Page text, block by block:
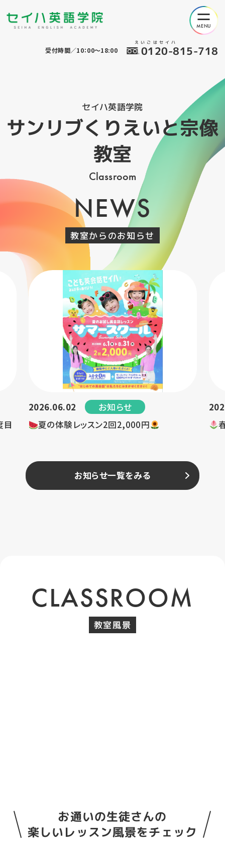
えいごはセイハ
0120-815-718
受付時間／10：00～18:00
セイハ英語学院
サンリブくりえいと宗像
教室
Classroom
NEWS
教室からのお知らせ
目
2026.06.02
お知らせ
夏の体験レッスン2回2,000円
お知らせ一覧をみる
CLASSROOM
教室風景
お通いの生徒さんの
楽しいレッスン風景をチェック